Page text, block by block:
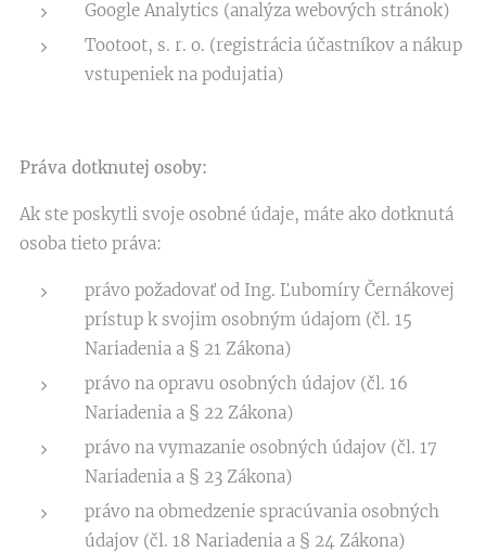
Google Analytics (analýza webových stránok)
Tootoot, s. r. o. (registrácia účastníkov a nákup
vstupeniek na podujatia)
Práva dotknutej osoby:
Ak ste poskytli svoje osobné údaje, máte ako dotknutá
osoba tieto práva:
právo požadovať od Ing. Ľubomíry Černákovej
prístup k svojim osobným údajom (čl. 15
Nariadenia a § 21 Zákona)
právo na opravu osobných údajov (čl. 16
Nariadenia a § 22 Zákona)
právo na vymazanie osobných údajov (čl. 17
Nariadenia a § 23 Zákona)
právo na obmedzenie spracúvania osobných
údajov (čl. 18 Nariadenia a § 24 Zákona)